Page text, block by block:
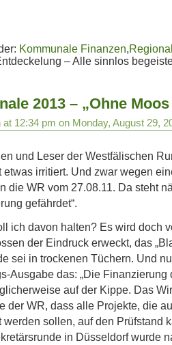
Kommunale Finanzen,
– Alle sinnlos
2013 – „Ohne
at 12:34 pm on Monday, August 29,
und Leser der Westfälischen
etwas irritiert. Und zwar wegen
die WR vom 27.08.11. Da steht
gefährdet“.
ich davon halten? Es wird doch
der Eindruck erweckt, das
sei in trockenen Tüchern. Und
Ausgabe das: „Die
auf der Kippe. Das
der WR, dass alle Projekte, die
werden sollen, auf den Prüfstand
in Düsseldorf wurde